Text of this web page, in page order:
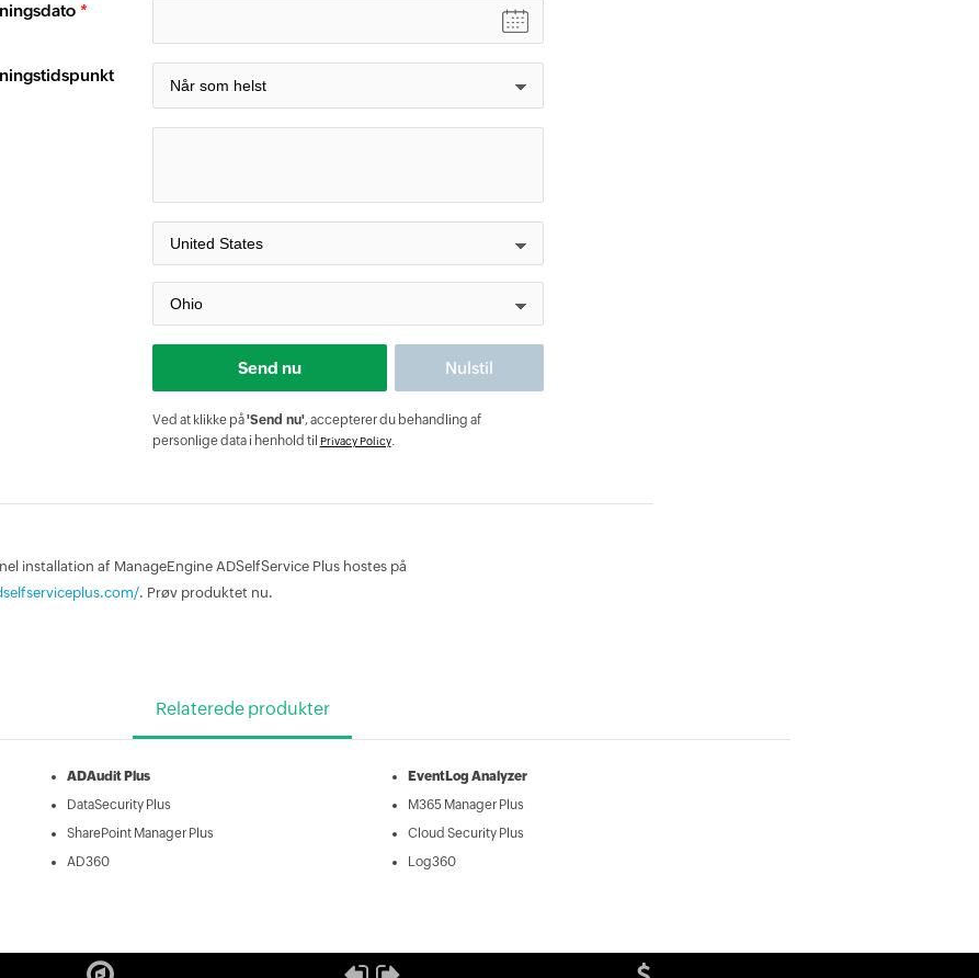
*
Ved at klikke på'Send nu', accepterer du behandling af
personlige data i henhold til Privacy Policy.
installation af ManageEngine ADSelfService Plus hostes på
. Prøv produktet nu.
Relaterede produkter
ADAudit Plus
DataSecurity Plus
SharePoint Manager Plus
AD360
EventLog Analyzer
M365 Manager Plus
Cloud Security Plus
Log360